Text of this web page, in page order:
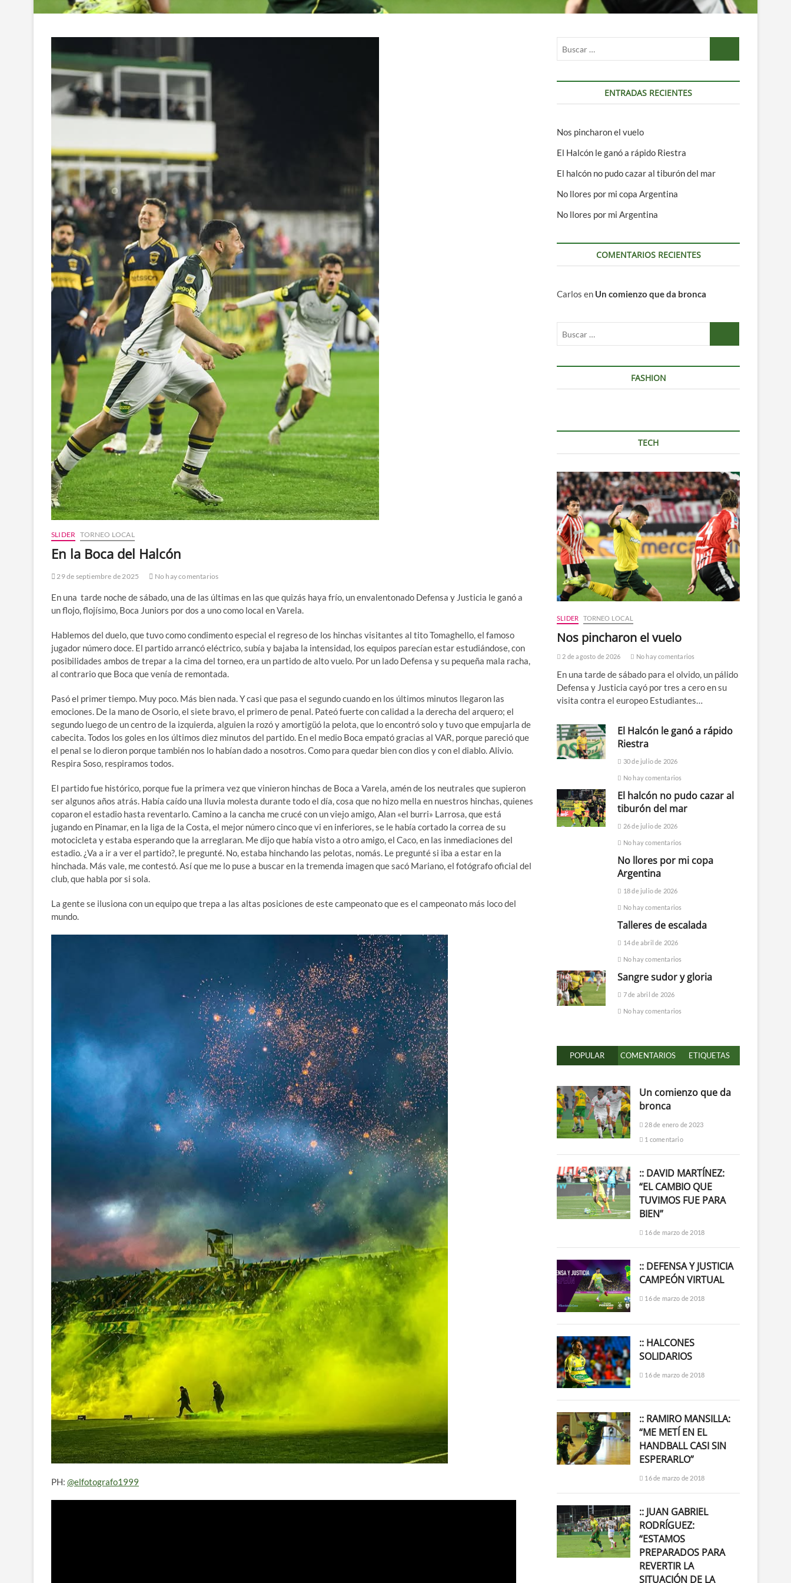
SLIDER TORNEO LOCAL
En la Boca del Halcón
29 de septiembre de 2025 No hay comentarios
En una tarde noche de sábado, una de las últimas en las que quizás haya frío, un envalentonado Defensa y Justicia le ganó a
un flojo, flojísimo, Boca Juniors por dos a uno como local en Varela.
Hablemos del duelo, que tuvo como condimento especial el regreso de los hinchas visitantes al tito Tomaghello, el famoso
jugador número doce. El partido arrancó eléctrico, subía y bajaba la intensidad, los equipos parecían estar estudiándose, con
posibilidades ambos de trepar a la cima del torneo, era un partido de alto vuelo. Por un lado Defensa y su pequeña mala racha,
al contrario que Boca que venía de remontada.
Pasó el primer tiempo. Muy poco. Más bien nada. Y casi que pasa el segundo cuando en los últimos minutos llegaron las
emociones. De la mano de Osorio, el siete bravo, el primero de penal. Pateó fuerte con calidad a la derecha del arquero; el
segundo luego de un centro de la izquierda, alguien la rozó y amortigüó la pelota, que lo encontró solo y tuvo que empujarla de
cabecita. Todos los goles en los últimos diez minutos del partido. En el medio Boca empató gracias al VAR, porque pareció que
el penal se lo dieron porque también nos lo habían dado a nosotros. Como para quedar bien con dios y con el diablo. Alivio.
Respira Soso, respiramos todos.
El partido fue histórico, porque fue la primera vez que vinieron hinchas de Boca a Varela, amén de los neutrales que supieron
ser algunos años atrás. Había caído una lluvia molesta durante todo el día, cosa que no hizo mella en nuestros hinchas, quienes
coparon el estadio hasta reventarlo. Camino a la cancha me crucé con un viejo amigo, Alan «el burri» Larrosa, que está
jugando en Pinamar, en la liga de la Costa, el mejor número cinco que vi en inferiores, se le había cortado la correa de su
motocicleta y estaba esperando que la arreglaran. Me dijo que había visto a otro amigo, el Caco, en las inmediaciones del
estadio. ¿Va a ir a ver el partido?, le pregunté. No, estaba hinchando las pelotas, nomás. Le pregunté si iba a estar en la
hinchada. Más vale, me contestó. Así que me lo puse a buscar en la tremenda imagen que sacó Mariano, el fotógrafo oficial del
club, que habla por si sola.
La gente se ilusiona con un equipo que trepa a las altas posiciones de este campeonato que es el campeonato más loco del
mundo.
PH: @elfotografo1999
ENTRADAS RECIENTES
Nos pincharon el vuelo
El Halcón le ganó a rápido Riestra
El halcón no pudo cazar al tiburón del mar
No llores por mi copa Argentina
No llores por mi Argentina
COMENTARIOS RECIENTES
Carlos en Un comienzo que da bronca
FASHION
TECH
SLIDER TORNEO LOCAL
Nos pincharon el vuelo
2 de agosto de 2026 No hay comentarios
En una tarde de sábado para el olvido, un pálido
Defensa y Justicia cayó por tres a cero en su
visita contra el europeo Estudiantes…
El Halcón le ganó a rápido
Riestra
30 de julio de 2026
No hay comentarios
El halcón no pudo cazar al
tiburón del mar
26 de julio de 2026
No hay comentarios
No llores por mi copa
Argentina
18 de julio de 2026
No hay comentarios
Talleres de escalada
14 de abril de 2026
No hay comentarios
Sangre sudor y gloria
7 de abril de 2026
No hay comentarios
POPULAR COMENTARIOS ETIQUETAS
Un comienzo que da
bronca
28 de enero de 2023
1 comentario
:: DAVID MARTÍNEZ:
“EL CAMBIO QUE
TUVIMOS FUE PARA
BIEN”
16 de marzo de 2018
:: DEFENSA Y JUSTICIA
CAMPEÓN VIRTUAL
16 de marzo de 2018
:: HALCONES
SOLIDARIOS
16 de marzo de 2018
:: RAMIRO MANSILLA:
“ME METÍ EN EL
HANDBALL CASI SIN
ESPERARLO”
16 de marzo de 2018
:: JUAN GABRIEL
RODRÍGUEZ:
“ESTAMOS
PREPARADOS PARA
REVERTIR LA
SITUACIÓN DE LA